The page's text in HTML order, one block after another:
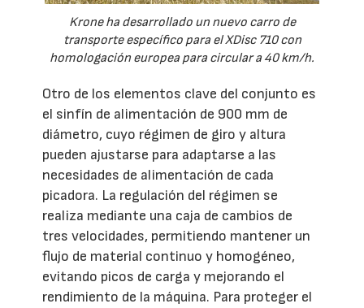
Krone ha desarrollado un nuevo carro de
transporte específico para el XDisc 710 con
homologación europea para circular a 40 km/h.
Otro de los elementos clave del conjunto es
el sinfín de alimentación de 900 mm de
diámetro, cuyo régimen de giro y altura
pueden ajustarse para adaptarse a las
necesidades de alimentación de cada
picadora. La regulación del régimen se
realiza mediante una caja de cambios de
tres velocidades, permitiendo mantener un
flujo de material continuo y homogéneo,
evitando picos de carga y mejorando el
rendimiento de la máquina. Para proteger el